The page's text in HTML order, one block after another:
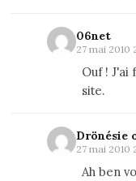
06net
27 mai 2010
Ouf !
site.
Drönésie
27 mai 2010
Ah ben